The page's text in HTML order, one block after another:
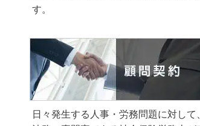
す。
日々発生する人事・労務問題に対して